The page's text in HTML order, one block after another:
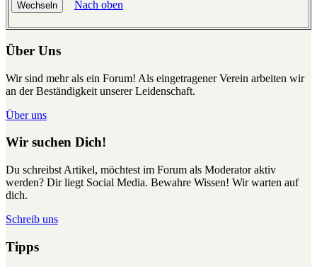
Nach oben
Über Uns
Wir sind mehr als ein Forum! Als eingetragener Verein arbeiten wir
an der Beständigkeit unserer Leidenschaft.
Über uns
Wir suchen Dich!
Du schreibst Artikel, möchtest im Forum als Moderator aktiv
werden? Dir liegt Social Media. Bewahre Wissen! Wir warten auf
dich.
Schreib uns
Tipps